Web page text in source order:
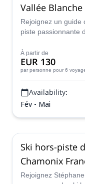
Vallée Blanche
Rejoignez un guide
piste passionnante
Blanc.
À partir de
EUR 130
par personne pour 6
Availability:
Fév - Mai
Ski hors-piste
Chamonix
Rejoignez